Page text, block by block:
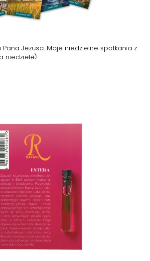
Jezusa. Moje niedzielne spotkania z
niedzielę)